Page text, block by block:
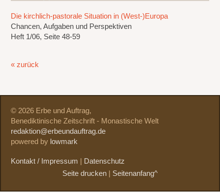
Die kirchlich-pastorale Situation in (West-)Europa
Chancen, Aufgaben und Perspektiven
Heft 1/06, Seite 48-59
« zurück
© 2026 Erbe und Auftrag,
Benediktinische Zeitschrift - Monastische Welt
redaktion@erbeundauftrag.de
powered by lowmark
Kontakt / Impressum
Datenschutz
Seite drucken
Seitenanfang^